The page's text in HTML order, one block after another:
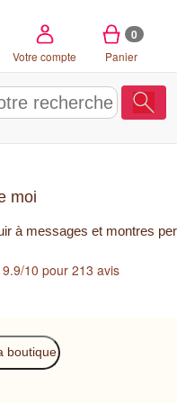
Votre compte
0
Panier
moi
à messages et montres
9.9/10 pour 213 avis
boutique